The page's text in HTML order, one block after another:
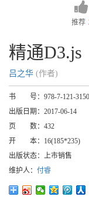
推荐
精通D3.js
吕之华 (作者)
书 号： 978-7-121-
出版日期： 2017-06-14
页 数： 432
开 本： 16(185*235)
出版状态： 上市销售
维护人： 付睿